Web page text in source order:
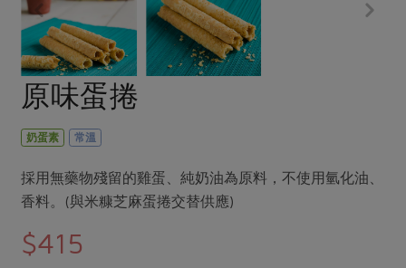
居家好物
美妝保養 個人清潔
家庭清潔
日用品
飲品
主題食譜
養身食補
主婦聯盟X樂齡網特約優惠案
30%rPET紅烏龍茶
2024農業發展計畫年度報告
更多議題活動
把最好的台灣味帶回家！
公益金 食農教育
更多議題
生活者e週報
綠主張月刊
典藏閱覽室
社員權益
合作社法規
社務專區
選舉專區
最新消息
媒體報導
下載專區
原味蛋捲
奶蛋素 常溫
採用無藥物殘留的雞蛋、純奶油為原料，不使用氫化油、
香料。(與米糠芝麻蛋捲交替供應)
$415